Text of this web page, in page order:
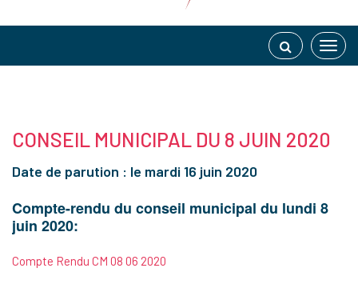
CONSEIL MUNICIPAL DU 8 JUIN 2020
Date de parution : le mardi 16 juin 2020
Compte-rendu du conseil municipal du lundi 8
juin 2020:
Compte Rendu CM 08 06 2020